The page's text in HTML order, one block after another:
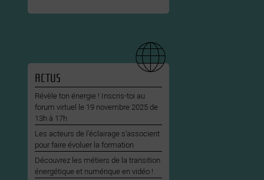
ACTUS
Révèle ton énergie ! Inscris-toi au
forum virtuel le 19 novembre 2025 de
13h à 17h
Les acteurs de l’éclairage s’associent
pour faire évoluer la formation
Découvrez les métiers de la transition
énergétique et numérique en vidéo !